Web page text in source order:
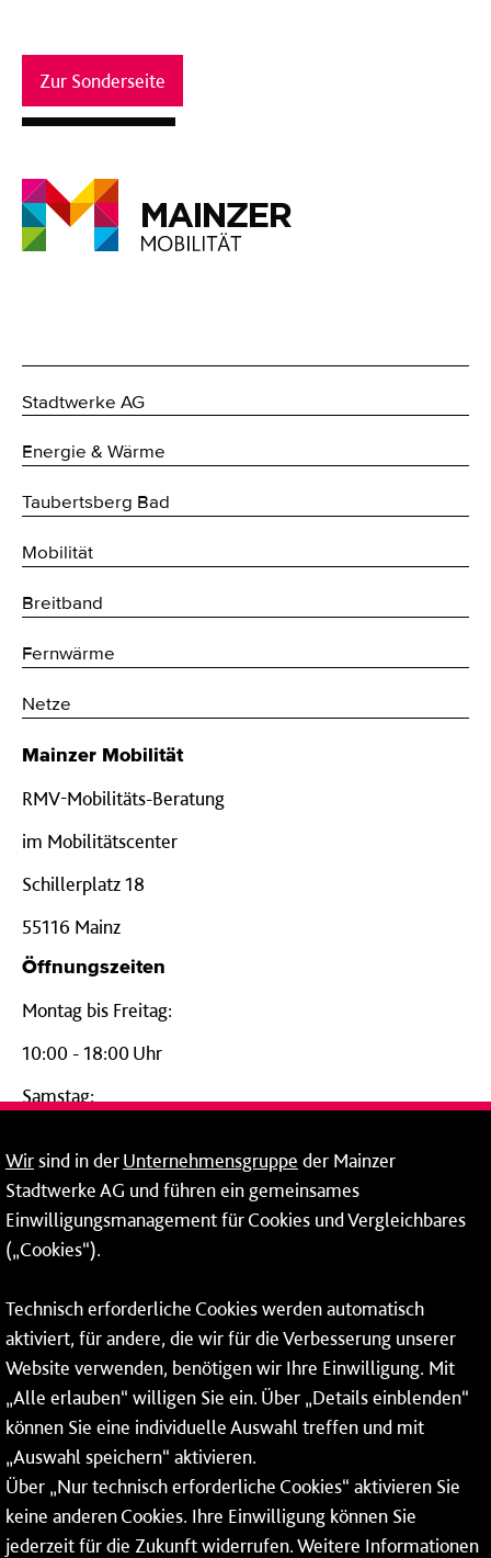
Zur Sonderseite
Stadtwerke AG
Energie & Wärme
Taubertsberg Bad
Mobilität
Breitband
Fernwärme
Netze
Mainzer Mobilität
RMV-Mobilitäts-Beratung
im Mobilitätscenter
Schillerplatz 18
55116 Mainz
Öffnungszeiten
Montag bis Freitag:
10:00 - 18:00 Uhr
Samstag:
24-Stunden-Telefon*
06131 – 12 77 77
Fax: 06131 – 12 66 66
* Montags bis freitags bis 7 und ab 18 Uhr sowie an
Wochenenden und Feiertagen ganztags werden Ihre
Anrufe je nach Themenauswahl an ein Callcenter des
RMV oder von nextbike weitergeleitet. Dort erhalten Sie
ausschließlich Auskünfte zum Fahrplan bzw. zu
meinRad.
Wirsind in derUnternehmensgruppe der Mainzer
Stadtwerke AG und führen ein gemeinsames
Einwilligungsmanagement für Cookies und Vergleichbares
(„Cookies“).
Technisch erforderliche Cookies werden automatisch
aktiviert, für andere, die wir für die Verbesserung unserer
Website verwenden, benötigen wir Ihre Einwilligung. Mit
„Alle erlauben“ willigen Sie ein. Über „Details einblenden“
können Sie eine individuelle Auswahl treffen und mit
„Auswahl speichern“ aktivieren.
Über „Nur technisch erforderliche Cookies“ aktivieren Sie
keine anderen Cookies. Ihre Einwilligung können Sie
jederzeit für die Zukunft widerrufen. Weitere Informationen